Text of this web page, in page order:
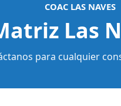
COAC LAS NAVES
Las
para cualquier